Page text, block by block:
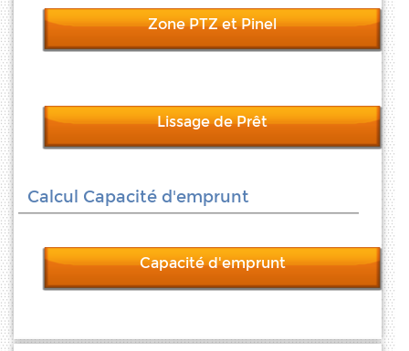
Zone PTZ et Pinel
Lissage de Prêt
Calcul Capacité d'emprunt
Capacité d'emprunt